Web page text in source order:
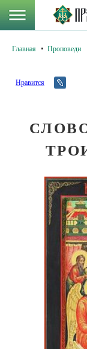
Главная Проповеди
Нравится